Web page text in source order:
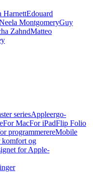
HarnettEdouard
MontgomeryGuy
ZahndMatteo
seriesAppleergo-
For MacFor iPadFlip Folio
programmerereMobile
komfort og
for Apple-